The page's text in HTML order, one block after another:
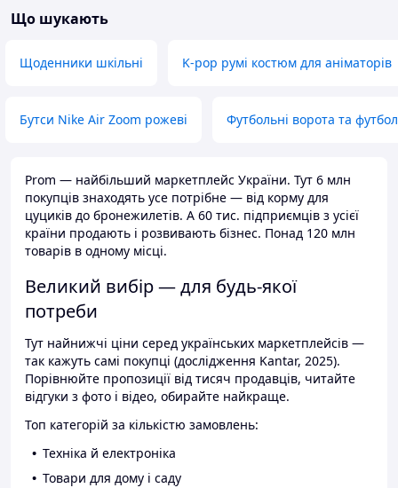
Що шукають
Щоденники шкільні K-pop румі костюм для аніматорів
Бутси Nike Air Zoom рожеві Футбольні ворота та
Prom — найбільший маркетплейс України. Тут 6 млн
покупців знаходять усе потрібне — від корму для
цуциків до бронежилетів. А 60 тис. підприємців з усієї
країни продають і розвивають бізнес. Понад 120 млн
товарів в одному місці.
Великий вибір — для будь-якої
потреби
Тут найнижчі ціни серед українських маркетплейсів —
так кажуть самі покупці (дослідження Kantar, 2025).
Порівнюйте пропозиції від тисяч продавців, читайте
відгуки з фото і відео, обирайте найкраще.
Топ категорій за кількістю замовлень:
Техніка й електроніка
Товари для дому і саду